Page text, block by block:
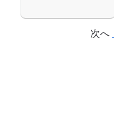
次へ